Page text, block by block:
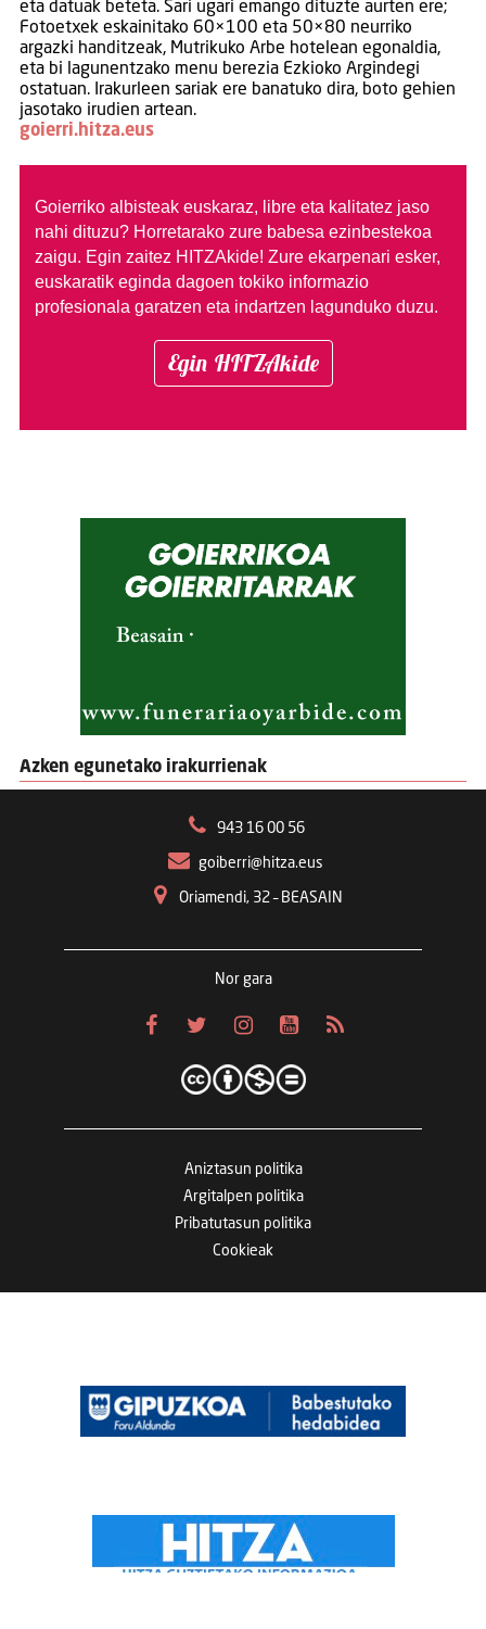
eta datuak beteta. Sari ugari emango dituzte aurten ere;
Fotoetxek eskainitako 60×100 eta 50×80 neurriko
argazki handitzeak, Mutrikuko Arbe hotelean egonaldia,
eta bi lagunentzako menu berezia Ezkioko Argindegi
ostatuan. Irakurleen sariak ere banatuko dira, boto gehien
jasotako irudien artean.
goierri.hitza.eus
Goierriko albisteak euskaraz, libre eta kalitatez jaso
nahi dituzu? Horretarako zure babesa ezinbestekoa
zaigu. Egin zaitez HITZAkide! Zure ekarpenari esker,
euskaratik eginda dagoen tokiko informazio
profesionala garatzen eta indartzen lagunduko duzu.
Egin HITZAkide
Azken egunetako irakurrienak
943 16 00 56
goiberri@hitza.eus
Oriamendi, 32 – BEASAIN
Nor gara
Aniztasun politika
Argitalpen politika
Pribatutasun politika
Cookieak